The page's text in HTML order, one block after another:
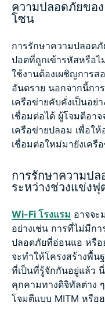
ความปลอดภัยขอ
โซน
การรักษาความปลอด
ปอตที่ถูกเข้ารหัสหรือไ
ใช้งานต้องเผชิญการ
อันตราย นอกจากนี้กา
เครือข่ายคับคั่งเป็นอย่
เชื่อมต่อได้ ผู้โจมตีอาจ
เครือข่ายปลอม เพื่อใ
เชื่อมต่อใหม่มายังเครื
การรักษาความปล
ระหว่างช่วงแข่งฟุ
Wi-Fi โรงแรม อาจจะ
อย่างเช่น การที่ไม่มีก
ปลอดภัยที่อ่อนแอ หรือ
จะทำให้โครงสร้างพื้น
ที่เป็นที่รู้จักกันอยู่แล้ว
คุกคามทางดิจิทัลต่าง
โจมตีแบบ MITM หรือ